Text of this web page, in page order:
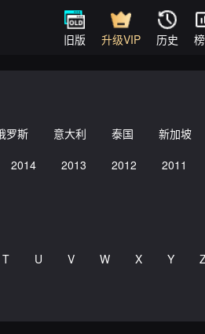
旧版 升级VIP 历史
罗斯 意大利 泰国 新加坡
2014 2013 2012 2011
T U V W X Y